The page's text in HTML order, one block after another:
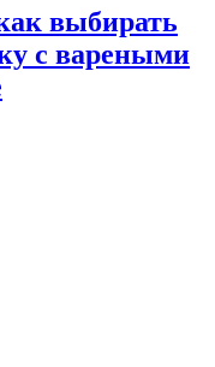
выбирать
с вареными